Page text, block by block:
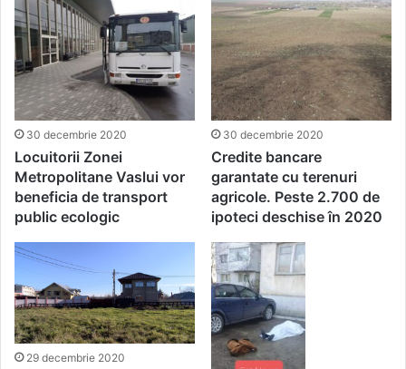
30 decembrie 2020
Locuitorii Zonei
Metropolitane Vaslui vor
beneficia de transport
public ecologic
30 decembrie 2020
Credite bancare
garantate cu terenuri
agricole. Peste 2.700 de
ipoteci deschise în 2020
29 decembrie 2020